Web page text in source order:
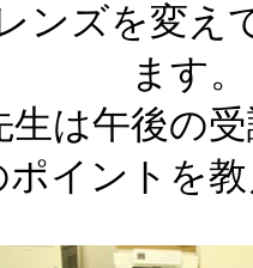
ンズを変え
ます。
生は午後の
ポイントを